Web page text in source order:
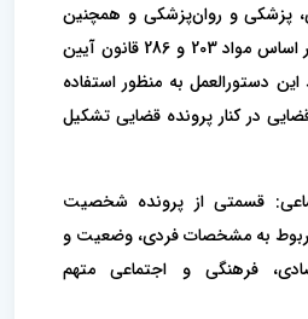
پزشکی و روان‌پزشکی و همچنین
سوابق کیفری است که بر اساس مواد 203 و 286 قانون آیین
دستورالعمل به منظور استفاده
در کنار پرونده قضایی تشکیل
قسمتی از پرونده شخصیت
به مشخصات فردی، وضعیت و
فرهنگی و اجتماعی متهم